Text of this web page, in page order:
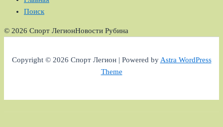
Поиск
© 2026 Спорт ЛегионНовости Рубина
Copyright © 2026 Спорт Легион | Powered byAstra WordPress
Theme